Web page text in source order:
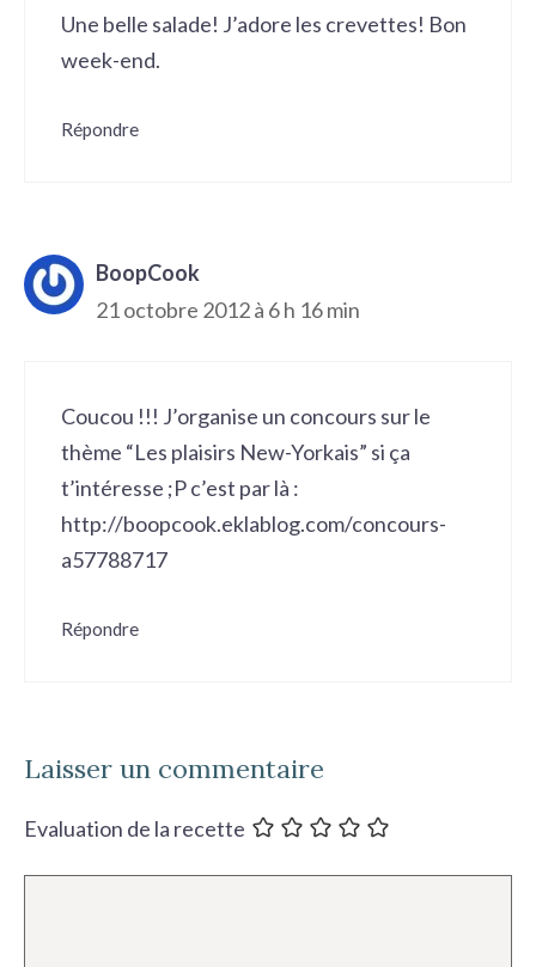
Une belle salade! J’adore les crevettes! Bon
week-end.
Répondre
BoopCook
21 octobre 2012 à 6 h 16 min
Coucou !!! J’organise un concours sur le
thème “Les plaisirs New-Yorkais” si ça
t’intéresse ;P c’est par là :
http://boopcook.eklablog.com/concours-
a57788717
Répondre
Laisser un commentaire
Evaluation de la recette